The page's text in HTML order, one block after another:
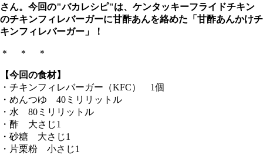
さん。今回の"バカレシピ"は、ケンタッキーフライドチキン
のチキンフィレバーガーに甘酢あんを絡めた「甘酢あんかけチ
キンフィレバーガー」！
＊ ＊ ＊
【今回の食材】
・チキンフィレバーガー（KFC） 1個
・めんつゆ 40ミリリットル
・水 80ミリリットル
・酢 大さじ1
・砂糖 大さじ1
・片栗粉 小さじ1